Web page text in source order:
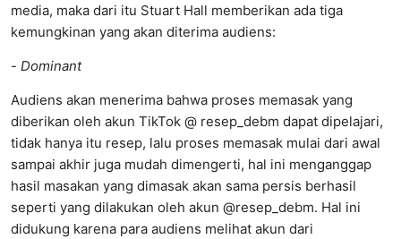
media, maka dari itu Stuart Hall memberikan ada tiga
kemungkinan yang akan diterima audiens:
- Dominant
Audiens akan menerima bahwa proses memasak yang
diberikan oleh akun TikTok @ resep_debm dapat dipelajari,
tidak hanya itu resep, lalu proses memasak mulai dari awal
sampai akhir juga mudah dimengerti, hal ini menganggap
hasil masakan yang dimasak akan sama persis berhasil
seperti yang dilakukan oleh akun @resep_debm. Hal ini
didukung karena para audiens melihat akun dari